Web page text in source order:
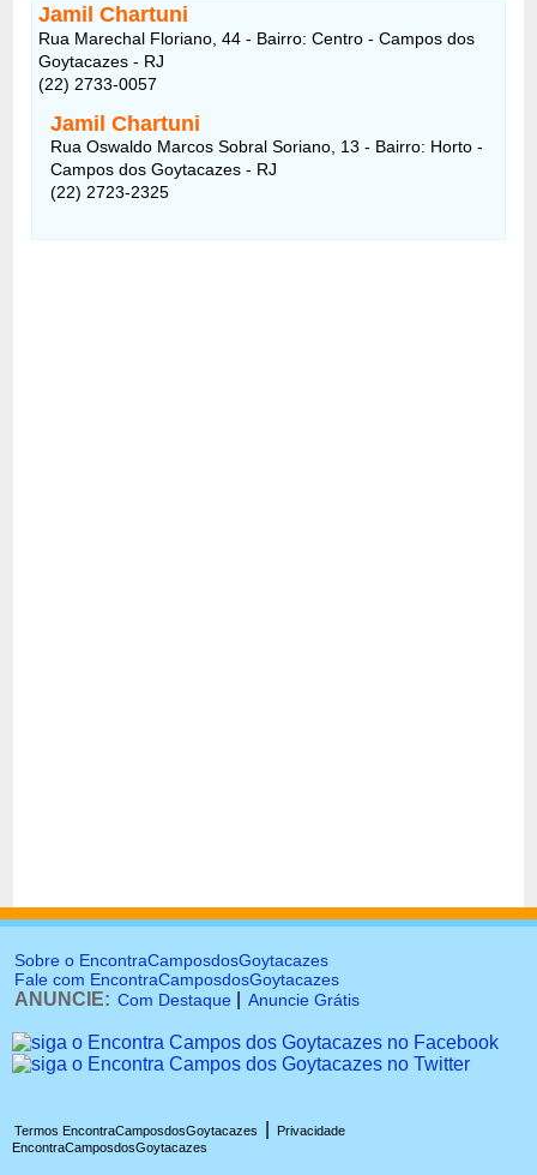
Jamil Chartuni
Rua Marechal Floriano, 44 - Bairro: Centro - Campos dos
Goytacazes - RJ
(22) 2733-0057
Jamil Chartuni
Rua Oswaldo Marcos Sobral Soriano, 13 - Bairro: Horto -
Campos dos Goytacazes - RJ
(22) 2723-2325
Sobre o EncontraCamposdosGoytacazes
Fale com EncontraCamposdosGoytacazes
ANUNCIE: Com Destaque Anuncie Grátis
Termos EncontraCamposdosGoytacazes
Privacidade
EncontraCamposdosGoytacazes